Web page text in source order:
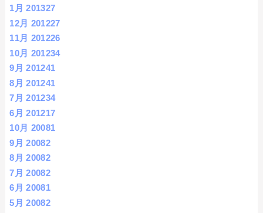
1月 201327
12月 201227
11月 201226
10月 201234
9月 201241
8月 201241
7月 201234
6月 201217
10月 20081
9月 20082
8月 20082
7月 20082
6月 20081
5月 20082